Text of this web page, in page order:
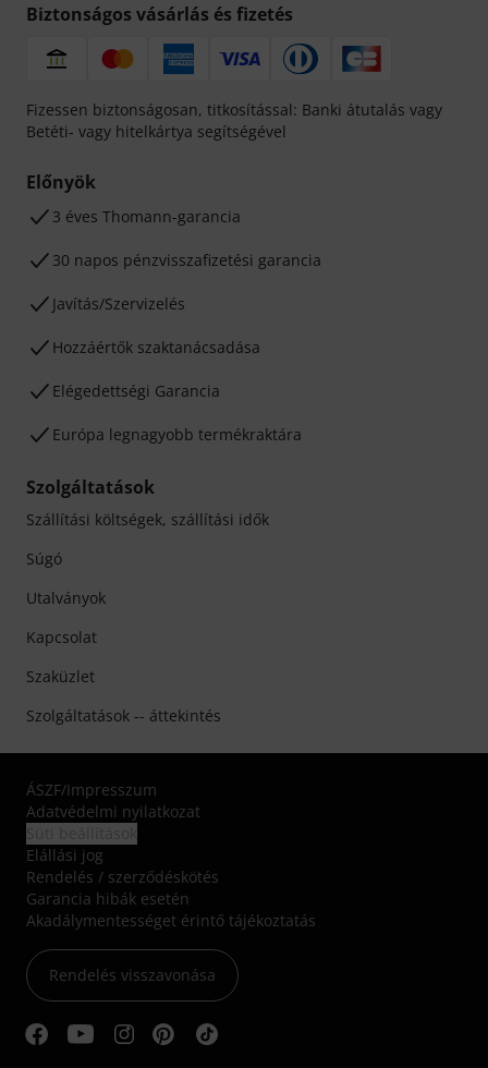
Biztonságos vásárlás és fizetés
Fizessen biztonságosan, titkosítással: Banki átutalás vagy
Betéti- vagy hitelkártya segítségével
Előnyök
3 éves Thomann-garancia
30 napos pénzvisszafizetési garancia
Javítás/Szervizelés
Hozzáértők szaktanácsadása
Elégedettségi Garancia
Európa legnagyobb termékraktára
Szolgáltatások
Szállítási költségek, szállítási idők
Súgó
Utalványok
Kapcsolat
Szaküzlet
Szolgáltatások -- áttekintés
ÁSZF/Impresszum
Adatvédelmi nyilatkozat
Elállási jog
Rendelés / szerződéskötés
Garancia hibák esetén
Akadálymentességet érintő tájékoztatás
Rendelés visszavonása